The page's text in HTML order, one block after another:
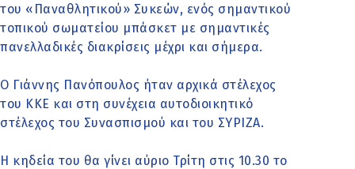
του «Παναθλητικού» Συκεών, ενός σημαντικού
τοπικού σωματείου μπάσκετ με σημαντικές
πανελλαδικές διακρίσεις μέχρι και σήμερα.
Ο Γιάννης Πανόπουλος ήταν αρχικά στέλεχος
του ΚΚΕ και στη συνέχεια αυτοδιοικητικό
στέλεχος του Συνασπισμού και του ΣΥΡΙΖΑ.
Η κηδεία του θα γίνει αύριο Τρίτη στις 10.30 το